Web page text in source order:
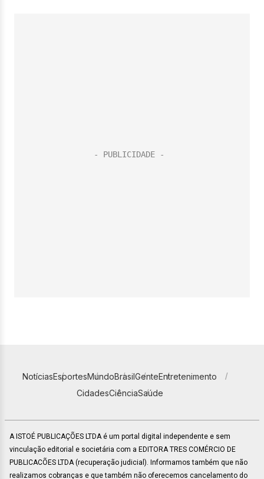
NotíciasEsportesMundoBrasilGenteEntretenimento
CidadesCiênciaSaúde
A ISTOÉ PUBLICAÇÕES LTDA é um portal digital independente e sem
vinculação editorial e societária com a EDITORA TRES COMÉRCIO DE
PUBLICACÕES LTDA (recuperação judicial). Informamos também que não
realizamos cobranças e que também não oferecemos cancelamento do